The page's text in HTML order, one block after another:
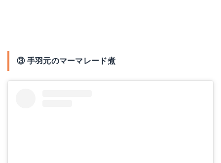
③ 手羽元のマーマレード煮